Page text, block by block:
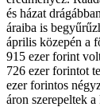
és házat
áraiba is
április közepén a
915 ezer forint
726 ezer forintot
ezer forintos
áron szerepeltek